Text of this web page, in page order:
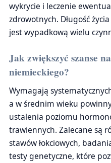
wykrycie i leczenie
zdrowotnych. Długość
jest wypadkową wielu
Jak zwiększyć szanse
niemieckiego?
Wymagają
a w średnim wieku
ustalenia poziomu
trawiennych. Zalecane są
stawów łokciowych,
testy genetyczne, które